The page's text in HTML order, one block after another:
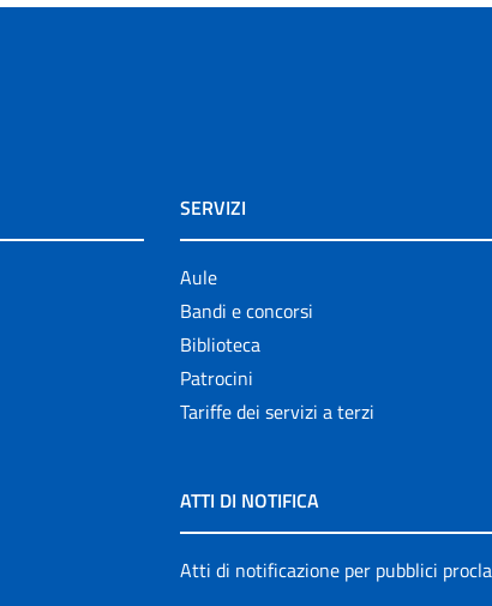
SERVIZI
Aule
Bandi e concorsi
Biblioteca
Patrocini
Tariffe dei servizi a terzi
ATTI DI NOTIFICA
Atti di notificazione per pubblici